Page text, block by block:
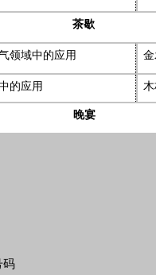
茶歇
领域中的应用
的应用
晚宴
码